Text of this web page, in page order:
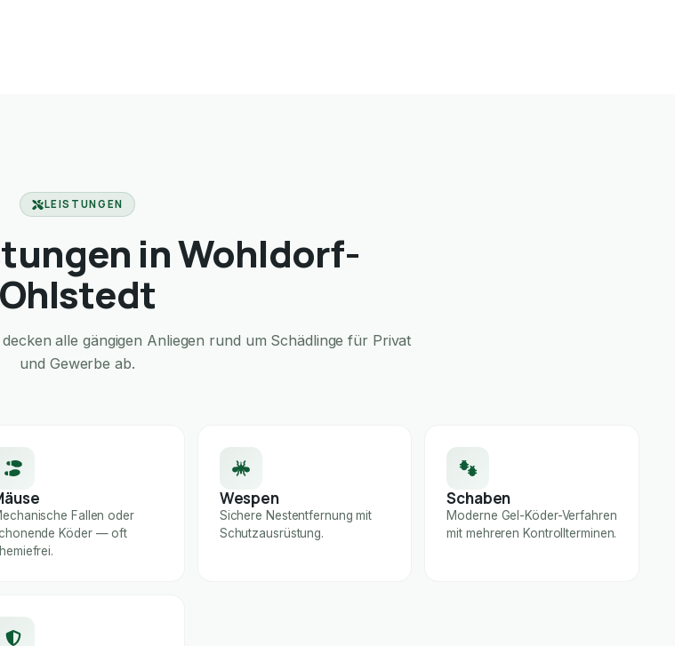
LEISTUNGEN
in Wohldorf-
Ohlstedt
alle gängigen Anliegen rund um Schädlinge für Privat
und Gewerbe ab.
Fallen oder
Köder — oft
Wespen
Sichere Nestentfernung mit
Schutzausrüstung.
Schaben
Moderne Gel-Köder-Verfahren
mit mehreren Kontrollterminen.